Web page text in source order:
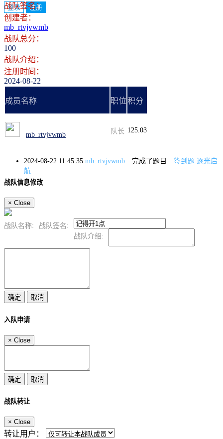
登录 注册
战队签名：
创建者：
mb_rtvjvwmb
战队总分：
100
战队介绍：
注册时间：
2024-08-22
成员名称 职位积分
mb_rtvjvwmb 队长 125.03
2024-08-22 11:45:35 mb_rtvjvwmb 完成了题目
签到题 逐光启
航
战队信息修改
× Close
战队名称:
战队签名:
战队介绍:
入队申请
× Close
战队转让
× Close
转让用户：